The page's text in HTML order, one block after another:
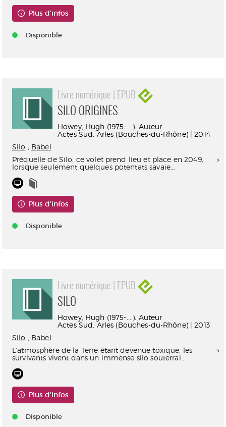
Plus d'infos
Disponible
Livre numérique | EPUB
SILO ORIGINES
Howey, Hugh (1975-....). Auteur
Actes Sud. Arles (Bouches-du-Rhône) | 2014
Silo ; Babel
Préquelle de Silo, ce volet prend lieu et place en 2049,
lorsque seulement quelques potentats savaie...
Plus d'infos
Disponible
Livre numérique | EPUB
SILO
Howey, Hugh (1975-....). Auteur
Actes Sud. Arles (Bouches-du-Rhône) | 2013
Silo ; Babel
L’atmosphère de la Terre étant devenue toxique, les
survivants vivent dans un immense silo souterrai...
Plus d'infos
Disponible